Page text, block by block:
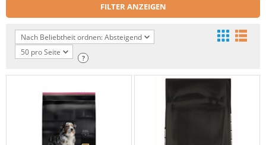
FILTER ANZEIGEN
Nach Beliebtheit ordnen: Absteigend
50 pro Seite
?